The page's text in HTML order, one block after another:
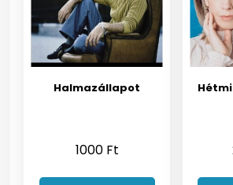
Halmazállapot
1000 Ft